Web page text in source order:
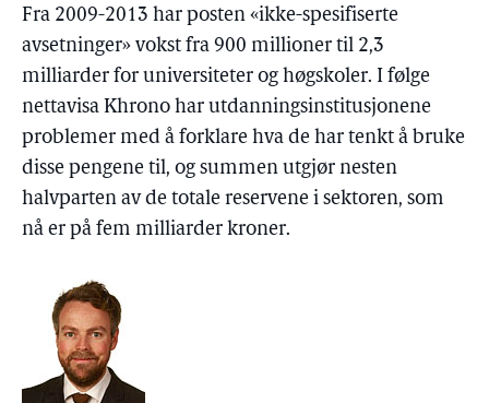
Fra 2009-2013 har posten «ikke-spesifiserte
avsetninger» vokst fra 900 millioner til 2,3
milliarder for universiteter og høgskoler. I følge
nettavisa Khrono har utdanningsinstitusjonene
problemer med å forklare hva de har tenkt å bruke
disse pengene til, og summen utgjør nesten
halvparten av de totale reservene i sektoren, som
nå er på fem milliarder kroner.